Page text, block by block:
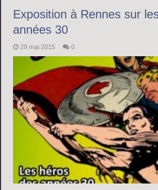
Exposition à Rennes sur
années 30
29 mai 2015 0